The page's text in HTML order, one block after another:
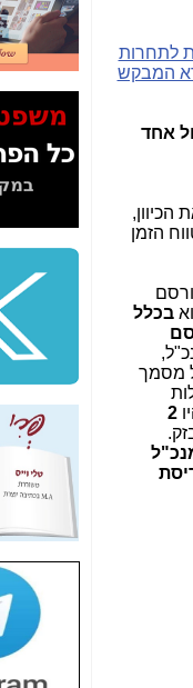
לתחרות
המבקש
אחד
הכיוון,
הזמן
בכלל
מסמך
2
2" על
משה
הסלולר"
את
כאן
סיכום
שלמה
מדינה?
"יש
חשיפה:
משה
עד היום? -
הדומה
הסלולר -
חשיפת
רוצים
פריסת
(בניחוח